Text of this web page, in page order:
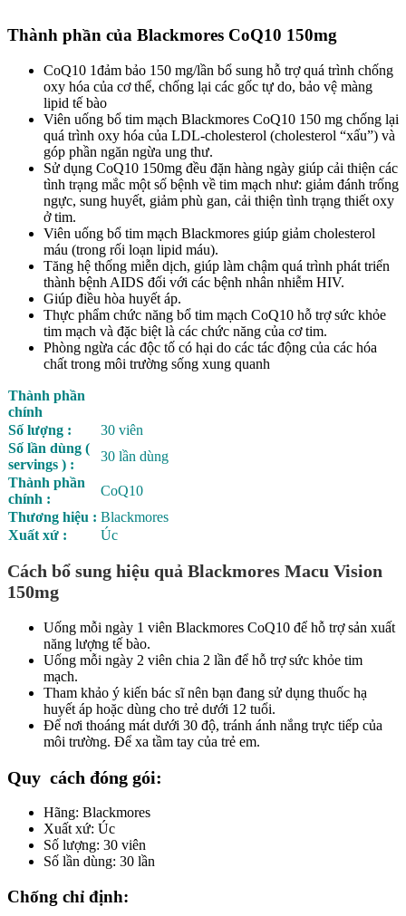
Thành phần của Blackmores CoQ10 150mg
CoQ10 1đảm bảo 150 mg/lần bổ sung hỗ trợ quá trình chống
oxy hóa của cơ thể, chống lại các gốc tự do, bảo vệ màng
lipid tế bào
Viên uống bổ tim mạch Blackmores CoQ10 150 mg chống lại
quá trình oxy hóa của LDL-cholesterol (cholesterol “xấu”) và
góp phần ngăn ngừa ung thư.
Sử dụng CoQ10 150mg đều đặn hàng ngày giúp cải thiện các
tình trạng mắc một số bệnh về tim mạch như: giảm đánh trống
ngực, sung huyết, giảm phù gan, cải thiện tình trạng thiết oxy
ở tim.
Viên uống bổ tim mạch Blackmores giúp giảm cholesterol
máu (trong rối loạn lipid máu).
Tăng hệ thống miễn dịch, giúp làm chậm quá trình phát triển
thành bệnh AIDS đối với các bệnh nhân nhiễm HIV.
Giúp điều hòa huyết áp.
Thực phẩm chức năng bổ tim mạch CoQ10 hỗ trợ sức khỏe
tim mạch và đặc biệt là các chức năng của cơ tim.
Phòng ngừa các độc tố có hại do các tác động của các hóa
chất trong môi trường sống xung quanh
Thành phần
chính
Số lượng :
30 viên
Số lần dùng (
servings ) :
30 lần dùng
Thành phần
chính :
CoQ10
Thương hiệu : Blackmores
Xuất xứ :
Úc
Cách bổ sung hiệu quả Blackmores Macu Vision
150mg
Uống mỗi ngày 1 viên Blackmores CoQ10 để hỗ trợ sản xuất
năng lượng tế bào.
Uống mỗi ngày 2 viên chia 2 lần để hỗ trợ sức khỏe tim
mạch.
Tham khảo ý kiến bác sĩ nên bạn đang sử dụng thuốc hạ
huyết áp hoặc dùng cho trẻ dưới 12 tuổi.
Để nơi thoáng mát dưới 30 độ, tránh ánh nắng trực tiếp của
môi trường. Để xa tầm tay của trẻ em.
Quy cách đóng gói:
Hãng: Blackmores
Xuất xứ: Úc
Số lượng: 30 viên
Số lần dùng: 30 lần
Chống chỉ định: